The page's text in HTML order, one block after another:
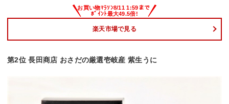
楽天市場で見る
第2位 長田商店 おさだの厳選壱岐産 紫生うに